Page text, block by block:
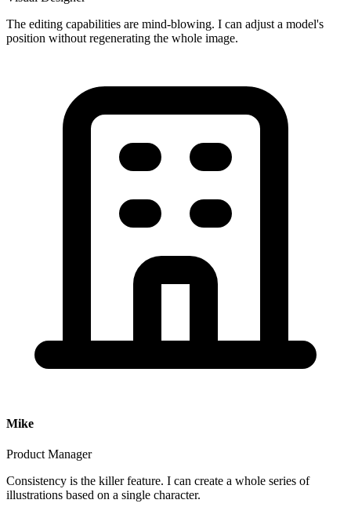
The editing capabilities are mind-blowing. I can adjust a model's
position without regenerating the whole image.
Mike
Product Manager
Consistency is the killer feature. I can create a whole series of
illustrations based on a single character.